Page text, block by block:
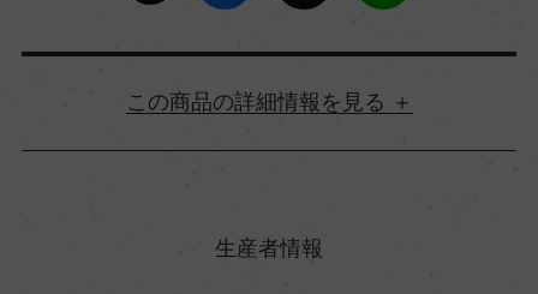
詳細情報
生産者情報